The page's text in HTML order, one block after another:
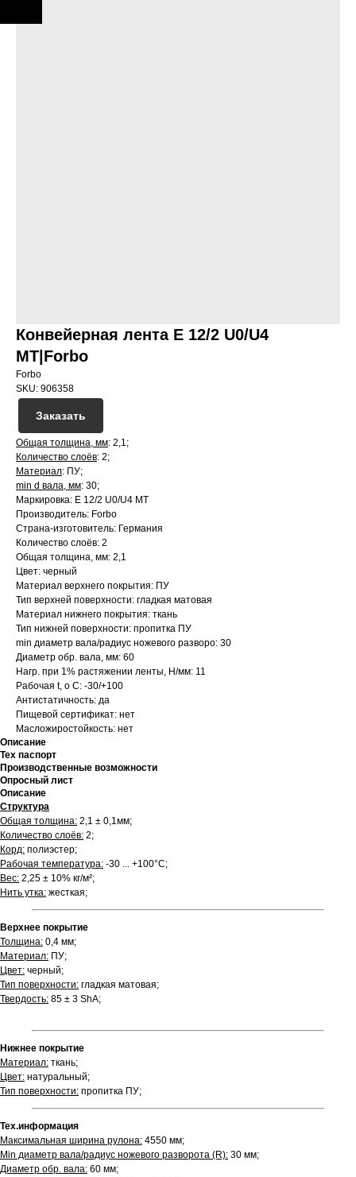
Конвейерная лента E 12/2 U0/U4
MT|Forbo
Forbo
SKU: 906358
Заказать
Общая толщина, мм: 2,1;
Количество слоёв: 2;
Материал: ПУ;
min d вала, мм: 30;
Маркировка: E 12/2 U0/U4 MT
Производитель: Forbo
Страна-изготовитель: Германия
Количество слоёв: 2
Общая толщина, мм: 2,1
Цвет: черный
Материал верхнего покрытия: ПУ
Тип верхней поверхности: гладкая матовая
Материал нижнего покрытия: ткань
Тип нижней поверхности: пропитка ПУ
min диаметр вала/радиус ножевого разворо: 30
Диаметр обр. вала, мм: 60
Нагр. при 1% растяжении ленты, Н/мм: 11
Рабочая t, о С: -30/+100
Антистатичность: да
Пищевой сертификат: нет
Масложиростойкость: нет
Описание
Тех паспорт
Производственные возможности
Опросный лист
Описание
Структура
Общая толщина: 2,1 ± 0,1мм;
Количество слоёв: 2;
Корд: полиэстер;
Рабочая температура: -30 ... +100°С;
Вес: 2,25 ± 10% кг/м²;
Нить утка: жесткая;
Верхнее покрытие
Толщина: 0,4 мм;
Материал: ПУ;
Цвет: черный;
Тип поверхности: гладкая матовая;
Твердость: 85 ± 3 ShA;
Нижнее покрытие
Материал: ткань;
Цвет: натуральный;
Тип поверхности: пропитка ПУ;
Тех.информация
Максимальная ширина рулона: 4550 мм;
Min диаметр вала/радиус ножевого разворота (R): 30 мм;
Диаметр обр. вала: 60 мм;